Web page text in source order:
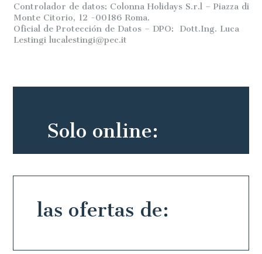
Controlador de datos: Colonna Holidays S.r.l – Piazza di
Monte Citorio, 12 -00186 Roma.
Oficial de Protección de Datos – DPO: Dott.Ing. Luca
Lestingi lucalestingi@pec.it
las ofertas de:
Solo online: